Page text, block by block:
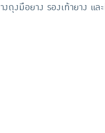
ถุงมือยาง รองเท้ายาง แ